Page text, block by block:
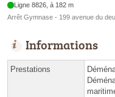
Ligne 8826, à 182 m
Arrêt Gymnase - 199 avenue du
Informations
Prestations